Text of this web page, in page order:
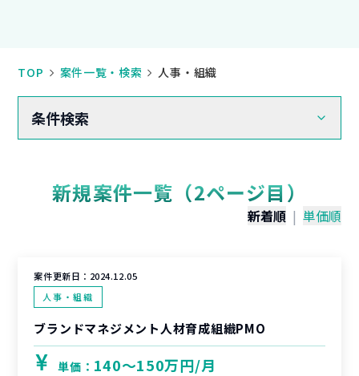
TOP 案件一覧・検索 人事・組織
条件検索
新規案件一覧（2ページ目）
新着順 | 単価順
案件更新日： 2024.12.05
人事・組織
ブランドマネジメント人材育成組織PMO
単価： 140〜150万円/月